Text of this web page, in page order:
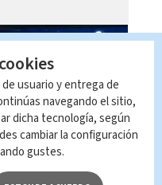
usuario y entrega de
navegando el sitio,
dicha tecnología, según
cambiar la configuración
gustes.